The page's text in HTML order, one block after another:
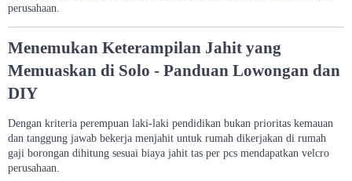
perusahaan.
Menemukan Keterampilan Jahit yang
Memuaskan di Solo - Panduan Lowongan dan
DIY
Dengan kriteria perempuan laki-laki pendidikan bukan prioritas kemauan
dan tanggung jawab bekerja menjahit untuk rumah dikerjakan di rumah
gaji borongan dihitung sesuai biaya jahit tas per pcs mendapatkan velcro
perusahaan.